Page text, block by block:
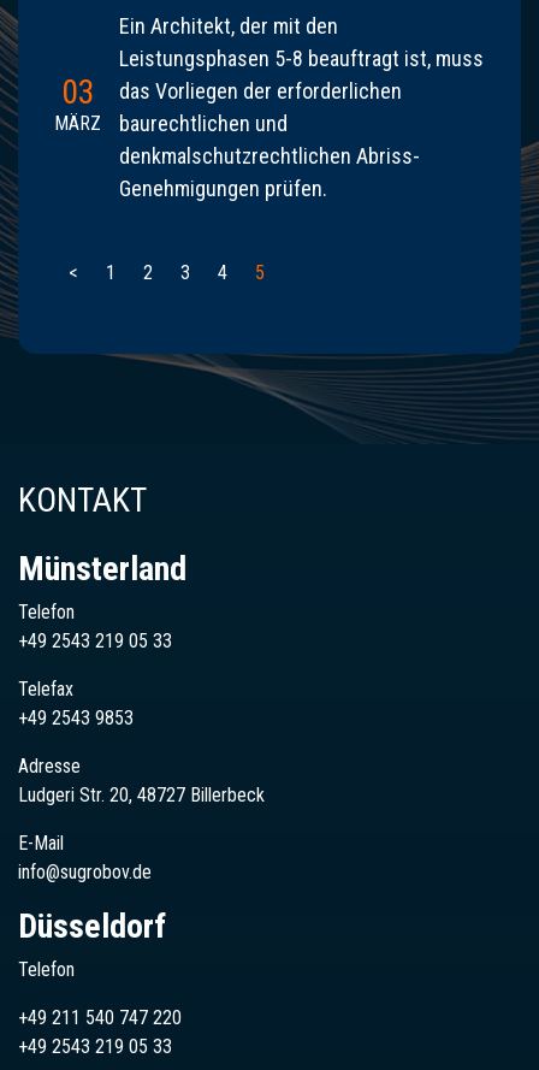
03
MÄRZ
Ein Architekt, der mit den
Leistungsphasen 5-8 beauftragt ist, muss
das Vorliegen der erforderlichen
baurechtlichen und
denkmalschutzrechtlichen Abriss-
Genehmigungen prüfen.
< 1 2 3 4 5
KONTAKT
Münsterland
Telefon
+49 2543 219 05 33
Telefax
+49 2543 9853
Adresse
Ludgeri Str. 20, 48727 Billerbeck
E-Mail
info@sugrobov.de
Düsseldorf
Telefon
+49 211 540 747 220
+49 2543 219 05 33